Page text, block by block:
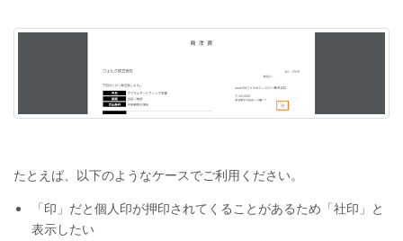
たとえば、以下のようなケースでご利用ください。
「印」だと個人印が押印されてくることがあるため「社印」と
表示したい